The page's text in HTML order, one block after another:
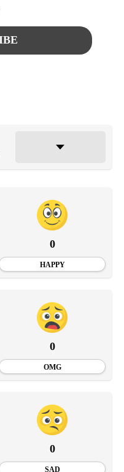
0
HAPPY
0
OMG
0
SAD